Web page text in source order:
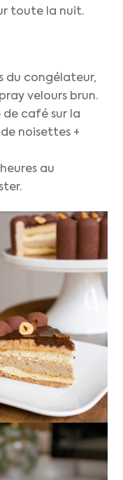
toute la nuit.
du congélateur,
velours brun.
de café sur la
noisettes +
au